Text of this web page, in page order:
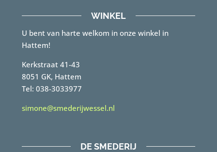
WINKEL
U bent van harte welkom in onze winkel in
Hattem!
Kerkstraat 41-43
8051 GK, Hattem
Tel: 038-3033977
simone@smederijwessel.nl
DE SMEDERIJ